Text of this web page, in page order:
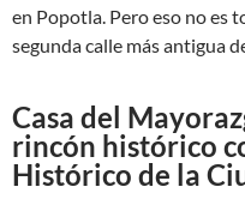
en Popotla. Pero eso no es
segunda calle más antigua
Casa del
rincón histórico
Histórico de la